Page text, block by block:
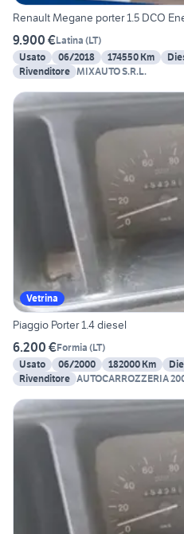
Renault Megane porter 1.5 DCO
9.900 €Latina (LT)
Usato
06/2018 174550 Km
Rivenditore MIXAUTO S.R.L.
Vetrina
Piaggio Porter 1.4 diesel
6.200 €Formia (LT)
Usato
06/2000 182000 Km
Rivenditore AUTOCARROZZERIA